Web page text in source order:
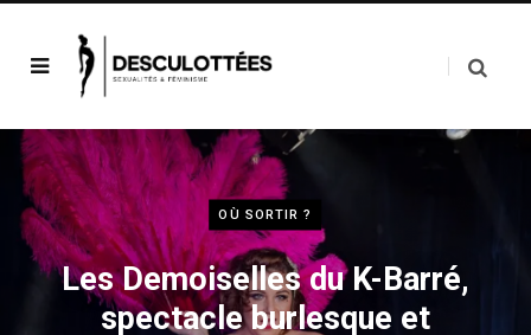
OÙ SORTIR ?
Les Demoiselles du K-Barré,
spectacle burlesque et